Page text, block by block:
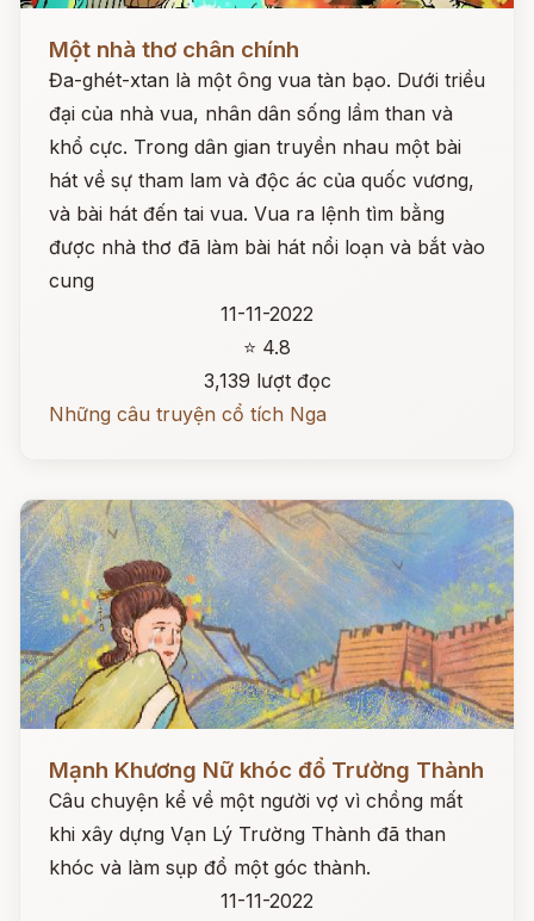
Một nhà thơ chân chính
Đa-ghét-xtan là một ông vua tàn bạo. Dưới triều
đại của nhà vua, nhân dân sống lầm than và
khổ cực. Trong dân gian truyền nhau một bài
hát về sự tham lam và độc ác của quốc vương,
và bài hát đến tai vua. Vua ra lệnh tìm bằng
được nhà thơ đã làm bài hát nổi loạn và bắt vào
cung
11-11-2022
⭐ 4.8
3,139 lượt đọc
Những câu truyện cổ tích Nga
Mạnh Khương Nữ khóc đổ Trường Thành
Câu chuyện kể về một người vợ vì chồng mất
khi xây dựng Vạn Lý Trường Thành đã than
khóc và làm sụp đổ một góc thành.
11-11-2022